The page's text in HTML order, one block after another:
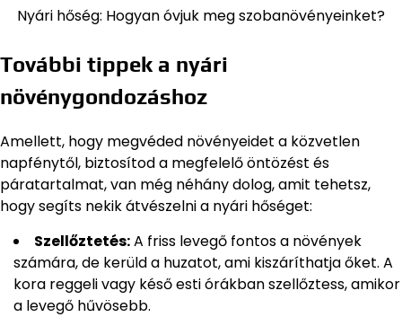
Nyári hőség: Hogyan óvjuk meg szobanövényeinket?
További tippek a nyári
növénygondozáshoz
Amellett, hogy megvéded növényeidet a közvetlen
napfénytől, biztosítod a megfelelő öntözést és
páratartalmat, van még néhány dolog, amit tehetsz,
hogy segíts nekik átvészelni a nyári hőséget:
Szellőztetés:A friss levegő fontos a növények
számára, de kerüld a huzatot, ami kiszáríthatja őket. A
kora reggeli vagy késő esti órákban szellőztess, amikor
a levegő hűvösebb.